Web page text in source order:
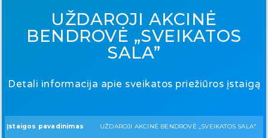
UŽDAROJI AKCINĖ
BENDROVĖ „SVEIKATOS
SALA”
Detali informacija apie sveikatos priežiūros įstaigą
Įstaigos pavadinimas UŽDAROJI AKCINĖ BENDROVĖ „SVEIKATOS SALA"